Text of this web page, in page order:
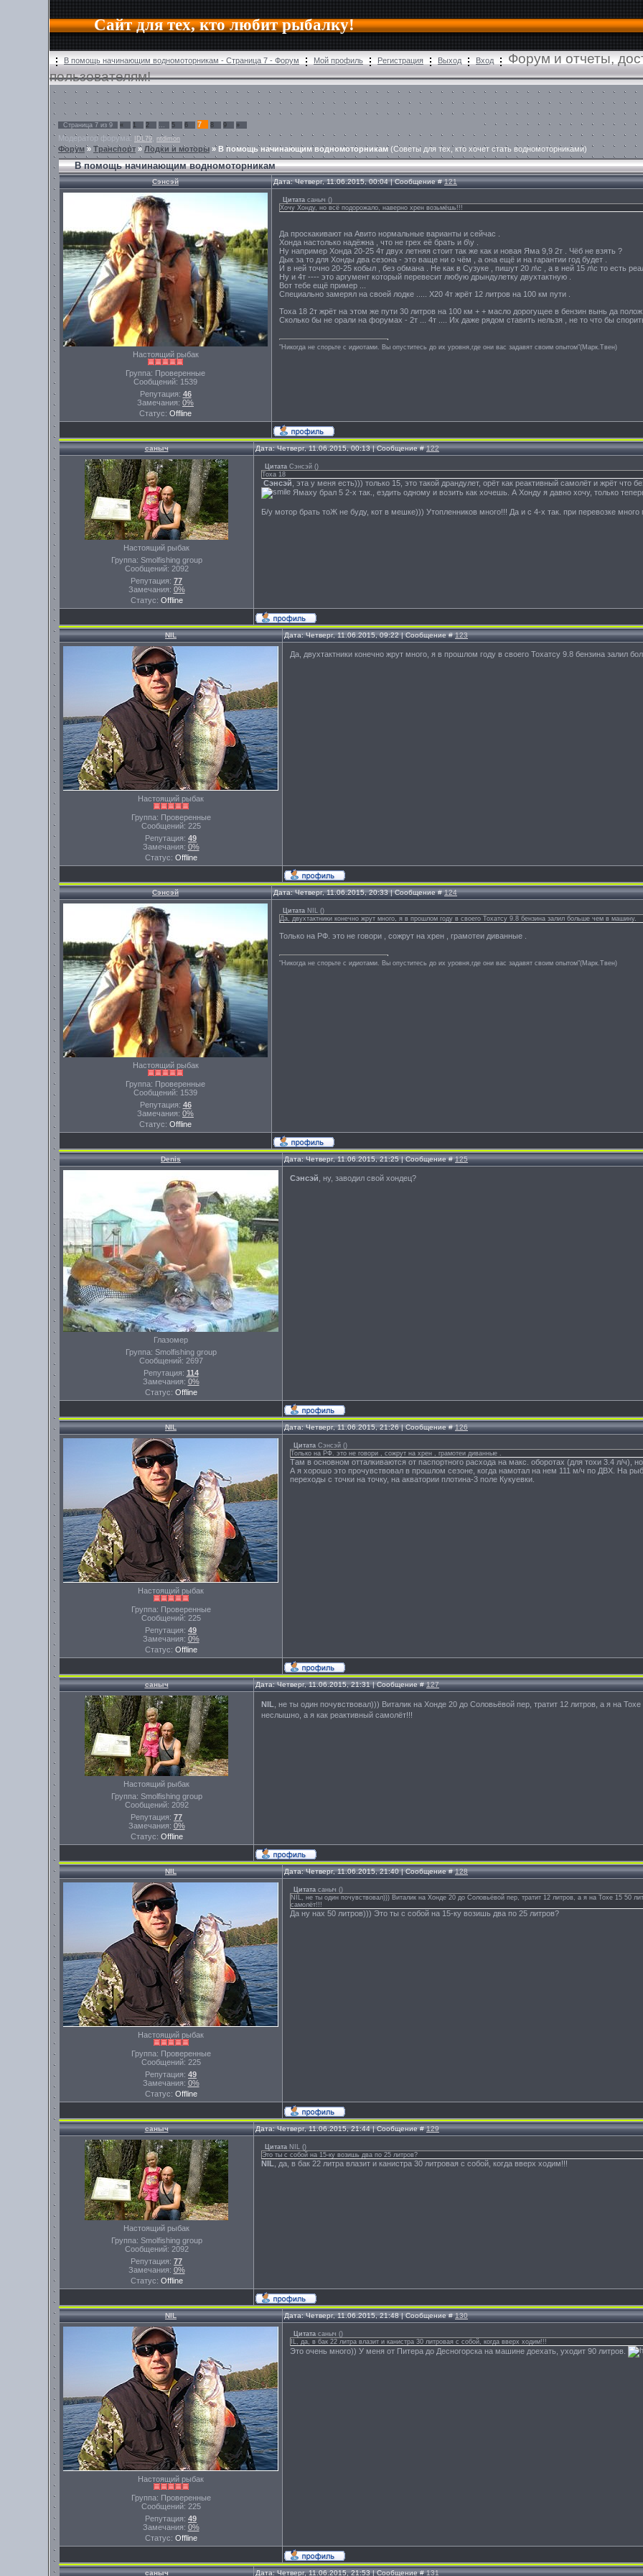
Сайт для тех, кто любит рыбалку!
В помощь начинающим водномоторникам - Страница 7 - Форум Мой профиль Регистрация Выход Вход
Форум и отчеты,
пользователям!
Страница 7 из 9 « 1 2 … 5 6 7 8 9 »
Модератор форума: IDL79 ntdimon
Форум» Транспорт » Лодки и моторы »В помощь начинающим водномоторникам (Советы для тех, кто хочет стать водномоторниками)
В помощь начинающим водномоторникам
Сэнсэй Дата: Четверг, 11.06.2015, 00:04 | Сообщение #121
Настоящий рыбак
Группа: Проверенные
Сообщений: 1539
Репутация: 46
Замечания: 0%
Статус: Offline
Цитата саныч ()
Хочу Хонду, но всё подорожало, наверно хрен возьмёшь!!!
Да проскакивают на Авито нормальные варианты и сейчас .
Хонда настолько надёжна , что не грех её брать и б\у .
Ну например Хонда 20-25 4т двух летняя стоит так же как и новая Яма 9,9 2т . Чёб не взять ?
Дык за то для Хонды два сезона - это ваще ни о чём , а она ещё и на гарантии год будет .
И в ней точно 20-25 кобыл , без обмана . Не как в Сузуке , пишут 20 л\с , а в ней 15 л\с то есть
Ну и 4т ---- это аргумент который перевесит любую дрындулетку двухтактную .
Вот тебе ещё пример ...
Специально замерял на своей лодке ..... Х20 4т жрёт 12 литров на 100 км пути .
Тоха 18 2т жрёт на этом же пути 30 литров на 100 км + + масло дорогущее в бензин вынь да полож .
Сколько бы не орали на форумах - 2т ... 4т .... Их даже рядом ставить нельзя , не то что бы спорить
"Никогда не спорьте с идиотами. Вы опуститесь до их уровня,где они вас задавят своим опытом"(Марк.Твен)
саныч Дата: Четверг, 11.06.2015, 00:13 | Сообщение #122
Настоящий рыбак
Группа: Smolfishing group
Сообщений: 2092
Репутация: 77
Замечания: 0%
Статус: Offline
Цитата Сэнсэй ()
Тоха 18
Сэнсэй , эта у меня есть))) только 15, это такой драндулет, орёт как реактивный самолёт и жрёт что
Ямаху брал 5 2-х так., ездить одному и возить как хочешь. А Хонду я давно хочу, только
Б/у мотор брать тоЖ не буду, кот в мешке))) Утопленников много!!! Да и с 4-х так. при перевозке много
NIL Дата: Четверг, 11.06.2015, 09:22 | Сообщение #123
Настоящий рыбак
Группа: Проверенные
Сообщений: 225
Репутация: 49
Замечания: 0%
Статус: Offline
Да, двухтактники конечно жрут много, я в прошлом году в своего Тохатсу 9.8 бензина залил
Сэнсэй Дата: Четверг, 11.06.2015, 20:33 | Сообщение #124
Настоящий рыбак
Группа: Проверенные
Сообщений: 1539
Репутация: 46
Замечания: 0%
Статус: Offline
Цитата NIL ()
Да, двухтактники конечно жрут много, я в прошлом году в своего Тохатсу 9.8 бензина залил больше чем в машину.
Только на РФ. это не говори , сожрут на хрен , грамотеи диванные .
"Никогда не спорьте с идиотами. Вы опуститесь до их уровня,где они вас задавят своим опытом"(Марк.Твен)
Denis Дата: Четверг, 11.06.2015, 21:25 | Сообщение #125
Глазомер
Группа: Smolfishing group
Сообщений: 2697
Репутация: 114
Замечания: 0%
Статус: Offline
Сэнсэй , ну, заводил свой хондец?
NIL Дата: Четверг, 11.06.2015, 21:26 | Сообщение #126
Настоящий рыбак
Группа: Проверенные
Сообщений: 225
Репутация: 49
Замечания: 0%
Статус: Offline
Цитата Сэнсэй ()
Только на РФ. это не говори , сожрут на хрен , грамотеи диванные .
Там в основном отталкиваются от паспортного расхода на макс. оборотах (для тохи 3.4 л/ч),
А я хорошо это прочувствовал в прошлом сезоне, когда намотал на нем 111 м/ч по ДВХ. На
переходы с точки на точку, на акватории плотина-3 поле Кукуевки.
саныч Дата: Четверг, 11.06.2015, 21:31 | Сообщение #127
Настоящий рыбак
Группа: Smolfishing group
Сообщений: 2092
Репутация: 77
Замечания: 0%
Статус: Offline
NIL , не ты один почувствовал))) Виталик на Хонде 20 до Соловьёвой пер, тратит 12 литров, а я на
неслышно, а я как реактивный самолёт!!!
NIL Дата: Четверг, 11.06.2015, 21:40 | Сообщение #128
Настоящий рыбак
Группа: Проверенные
Сообщений: 225
Репутация: 49
Замечания: 0%
Статус: Offline
Цитата саныч ()
NIL, не ты один почувствовал))) Виталик на Хонде 20 до Соловьёвой пер, тратит 12 литров, а я на Тохе 15 50
самолёт!!!
Да ну нах 50 литров))) Это ты с собой на 15-ку возишь два по 25 литров?
саныч Дата: Четверг, 11.06.2015, 21:44 | Сообщение #129
Настоящий рыбак
Группа: Smolfishing group
Сообщений: 2092
Репутация: 77
Замечания: 0%
Статус: Offline
Цитата NIL ()
Это ты с собой на 15-ку возишь два по 25 литров?
NIL , да, в бак 22 литра влазит и канистра 30 литровая с собой, когда вверх ходим!!!
NIL Дата: Четверг, 11.06.2015, 21:48 | Сообщение #130
Настоящий рыбак
Группа: Проверенные
Сообщений: 225
Репутация: 49
Замечания: 0%
Статус: Offline
Цитата саныч ()
IL, да, в бак 22 литра влазит и канистра 30 литровая с собой, когда вверх ходим!!!
Это очень много)) У меня от Питера до Десногорска на машине доехать, уходит 90 литров.
саныч Дата: Четверг, 11.06.2015, 21:53 | Сообщение #131